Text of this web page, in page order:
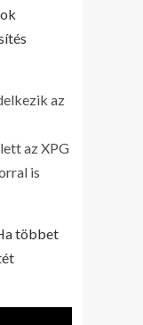
az
az XPG
is
többet